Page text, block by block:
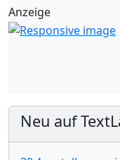
Anzeige
Neu auf